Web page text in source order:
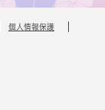
個人情報保護